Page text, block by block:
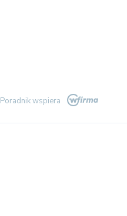
Poradnik wspiera